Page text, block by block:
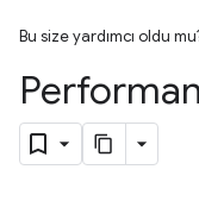
Bu size yardımcı oldu